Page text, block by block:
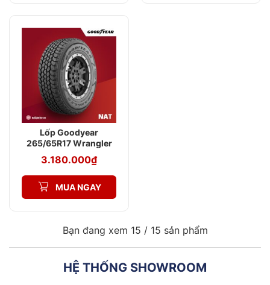
Lốp Goodyear
265/65R17 Wrangler
AT Adventure
3.180.000₫
MUA NGAY
Bạn đang xem 15 / 15 sản phẩm
HỆ THỐNG SHOWROOM